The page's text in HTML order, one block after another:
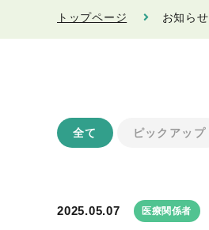
トップページ お知らせ
全て ピックアップ
2025.05.07 医療関係者